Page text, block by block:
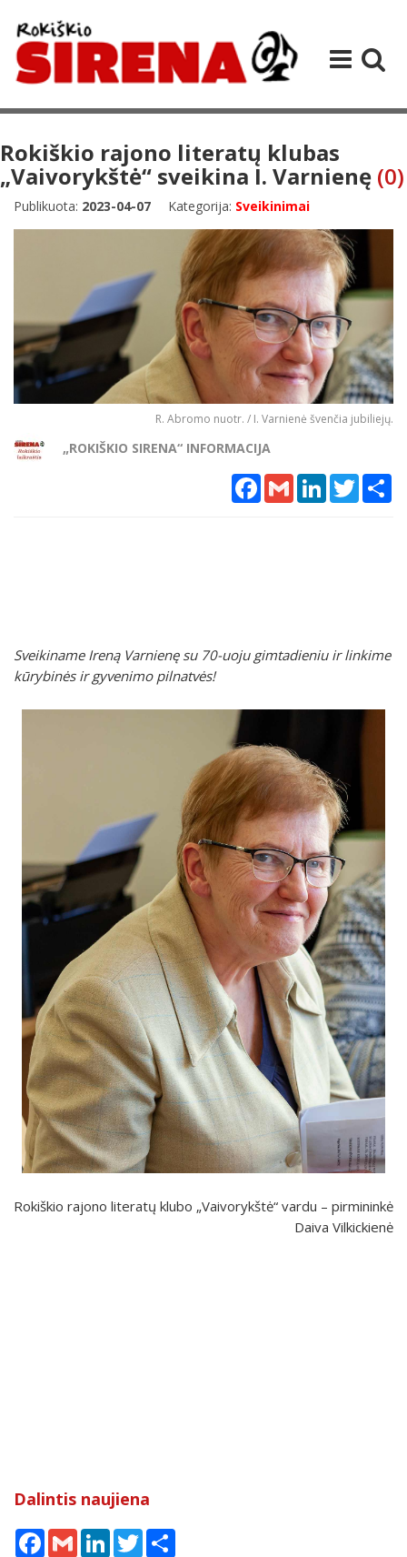
Rokiškio rajono literatų klubas
„Vaivorykštė“ sveikina I. Varnienę (0)
Publikuota: 2023-04-07 Kategorija: Sveikinimai
R. Abromo nuotr. / I. Varnienė švenčia jubiliejų.
„ROKIŠKIO SIRENA“ INFORMACIJA
Facebook
Gmail LinkedInTwitter
Sveikiname Ireną Varnienę su 70-uoju gimtadieniu ir linkime
kūrybinės ir gyvenimo pilnatvės!
Rokiškio rajono literatų klubo „Vaivorykštė“ vardu – pirmininkė
Daiva Vilkickienė
Dalintis naujiena
Facebook
Gmail LinkedInTwitter